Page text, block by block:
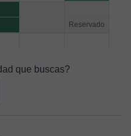
Reservado
que buscas?